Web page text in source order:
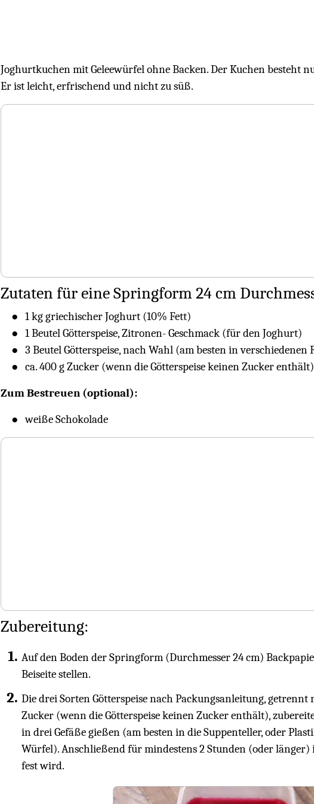
Joghurtkuchen mit Geleewürfel ohne Backen. Der Kuchen besteht
Er ist leicht, erfrischend und nicht zu süß.
Zutaten für eine Springform 24 cm
1 kg griechischer Joghurt (10% Fett)
1 Beutel Götterspeise, Zitronen- Geschmack (für den Joghurt)
3 Beutel Götterspeise, nach Wahl (am besten in
ca. 400 g Zucker (wenn die Götterspeise keinen Zucker enthält)
Zum Bestreuen (optional):
weiße Schokolade
Zubereitung:
Auf den Boden der Springform (Durchmesser 24 cm)
Beiseite stellen.
Die drei Sorten Götterspeise nach Packungsanleitung, getrennt
Zucker (wenn die Götterspeise keinen Zucker enthält),
in drei Gefäße gießen (am besten in die Suppenteller, oder
Würfel). Anschließend für mindestens 2 Stunden (oder
fest wird.